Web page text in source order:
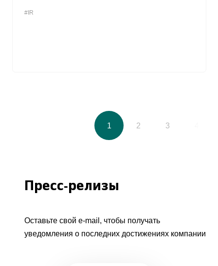
#IR
1 2 3
Пресс-релизы
Оставьте свой e-mail, чтобы получать
уведомления о последних достижениях компании